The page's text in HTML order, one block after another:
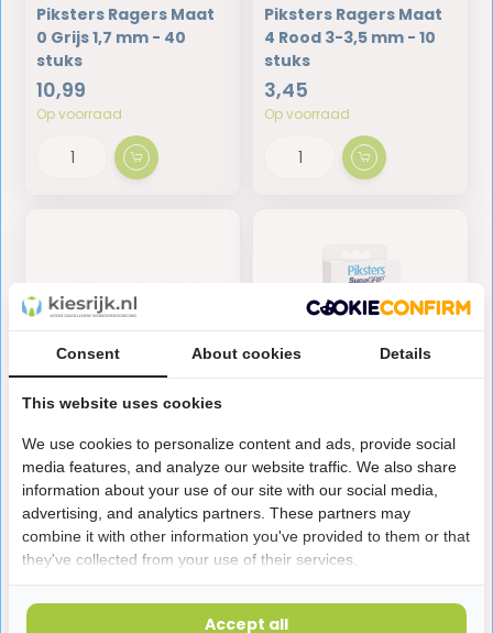
Piksters Ragers Maat
0 Grijs 1,7 mm - 40
stuks
10,99
Op voorraad
Piksters Ragers Maat
4 Rood 3-3,5 mm - 10
stuks
3,45
Op voorraad
Piksters Mini Monsters
Kit | Mondverzorging
voor kinderen
4,99
Op voorraad
Piksters SupaGRIP
Tongue Cleaner | 20
stuks | Inclusief
tandenstoker
3,75
Op voorraad
Consent About cookies Details
This website uses cookies
We use cookies to personalize content and ads, provide social
media features, and analyze our website traffic. We also share
information about your use of our site with our social media,
advertising, and analytics partners. These partners may
combine it with other information you've provided to them or that
they've collected from your use of their services.
Accept all